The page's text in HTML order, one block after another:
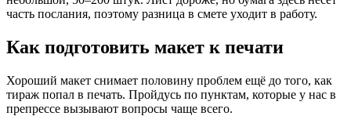
часть послания, поэтому разница в смете уходит в работу.
Как подготовить макет к печати
Хороший макет снимает половину проблем ещё до того, как
тираж попал в печать. Пройдусь по пунктам, которые у нас в
препрессе вызывают вопросы чаще всего.